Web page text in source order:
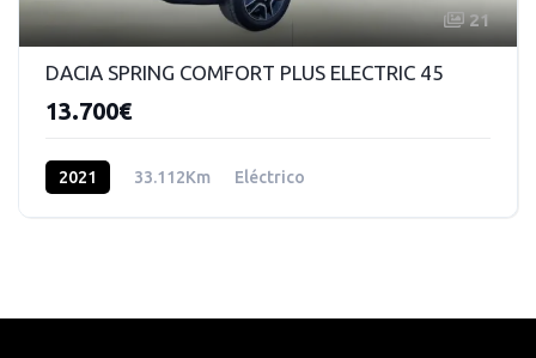
21
DACIA SPRING COMFORT PLUS ELECTRIC 45
13.700€
2021 33.112Km Eléctrico